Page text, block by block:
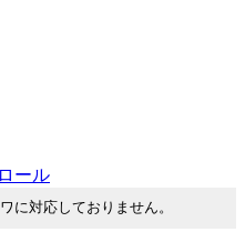
ール
に対応しておりません。